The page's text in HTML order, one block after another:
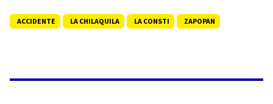
ACCIDENTE LA CHILAQUILA LA CONSTI ZAPOPAN